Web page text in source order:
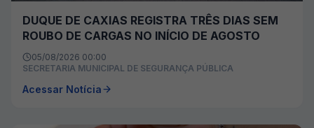
DUQUE DE CAXIAS REGISTRA TRÊS DIAS SEM
ROUBO DE CARGAS NO INÍCIO DE AGOSTO
05/08/2026 00:00
SECRETARIA MUNICIPAL DE SEGURANÇA PÚBLICA
Acessar Notícia